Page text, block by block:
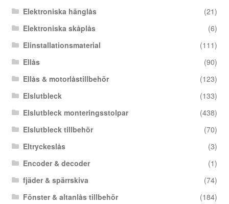
Elektroniska hänglås
(21)
Elektroniska skåplås
(6)
Elinstallationsmaterial
(111)
Ellås
(90)
Ellås & motorlåstillbehör
(123)
Elslutbleck
(133)
Elslutbleck monteringsstolpar
(438)
Elslutbleck tillbehör
(70)
Eltryckeslås
(3)
Encoder & decoder
(1)
fjäder & spärrskiva
(74)
Fönster & altanlås tillbehör
(184)